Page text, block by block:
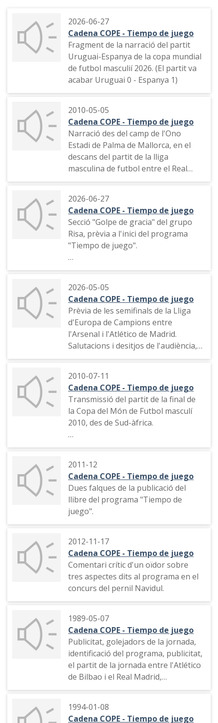
2026-06-27
Cadena COPE - Tiempo de juego
Fragment de la narració del partit
Uruguai-Espanya de la copa mundial
de futbol masculií 2026. (El partit va
acabar Uruguai 0 - Espanya 1)
2010-05-05
Cadena COPE - Tiempo de juego
Narració des del camp de l'Ono
Estadi de Palma de Mallorca, en el
descans del partit de la lliga
masculina de futbol entre el Real
Mallorca i el Real Madrid, del
periodista Martín Pena de Cadena
Cope Osca. Publicitat d'apostes
esportives
2026-06-27
Cadena COPE - Tiempo de juego
Secció "Golpe de gracia" del grupo
Risa, prèvia a l'inici del programa
"Tiempo de juego".
Paraules de l'entrenador de la
futbol , Luis de la Fuente, creades
amb intel·ligència artificial
generativa. Presentació del
programa, amb la imitació de
Manolo Lama. Salutació a l'equip,
paròdia de la pel·lícula "Speed"
2026-05-05
Cadena COPE - Tiempo de juego
Prèvia de les semifinals de la Lliga
d'Europa de Campions entre
l'Arsenal i l'Atlético de Madrid.
Salutacions i desitjos de l'audiència,
aliniació de l'Atlético, missatges de
presentadors. Inici del programa
"Tiepo de juego". Careta (veu Pepe
Domingo Castaño), benvinguda,
presentació del partit Arsenal-
Atlético de Madrid, aliniació de
l'Atlético, declaraciones de
l'entrenador Diego Pablo Semione,
valoracions del partit, publicitat,
repàs informatiu, publicitat,
presentació de l'equip del programa,
aliniació de l'Arsenal
2010-07-11
Cadena COPE - Tiempo de juego
Transmissió del partit de la final de
la Copa del Món de Futbol masculí
2010, des de Sud-àfrica.
Narració de la jugada del gol
final del Campionat del Món de
Futbol masculí de Sud-àfrica. El partit
va cabar Espanya 1 Països Baixos 0
2011-12
Cadena COPE - Tiempo de juego
Dues falques de la publicació del
llibre del programa "Tiempo de
juego".
2012-11-17
Cadena COPE - Tiempo de juego
Comentari crític d'un oïdor sobre
tres aspectes dits al programa en el
concurs del pernil Navidul.
1989-05-07
Cadena COPE - Tiempo de juego
Publicitat, golejadors de la jornada,
identificació del programa, publicitat,
el partit de la jornada entre l'Atlético
de Bilbao i el Real Madrid,
identificació del programa, publicitat,
roda informativa de resultats,
1994-01-08
Cadena COPE - Tiempo de juego